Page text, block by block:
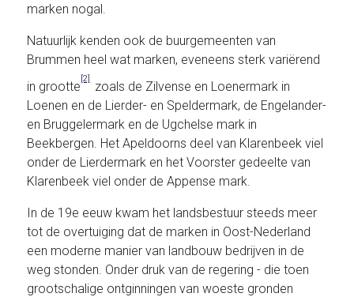
marken nogal.
Natuurlijk kenden ook de buurgemeenten van
Brummen heel wat marken, eveneens sterk variërend
in grootte
[2]
zoals de Zilvense en Loenermark in
Loenen en de Lierder- en Speldermark, de Engelander-
en Bruggelermark en de Ugchelse mark in
Beekbergen. Het Apeldoorns deel van Klarenbeek viel
onder de Lierdermark en het Voorster gedeelte van
Klarenbeek viel onder de Appense mark.
In de 19e eeuw kwam het landsbestuur steeds meer
tot de overtuiging dat de marken in Oost-Nederland
een moderne manier van landbouw bedrijven in de
weg stonden. Onder druk van de regering - die toen
grootschalige ontginningen van woeste gronden